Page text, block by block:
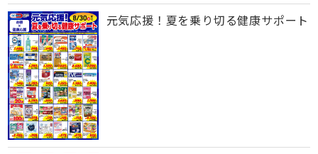
元気応援！夏を乗り切る健康サポート